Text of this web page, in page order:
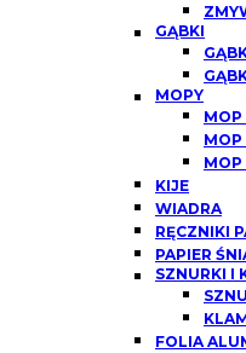
GĄBKI
MOPY
MOP
MOP
MOP
KIJE
WIADRA
RĘCZNIKI
PAPIER
SZNURKI I
FOLIA